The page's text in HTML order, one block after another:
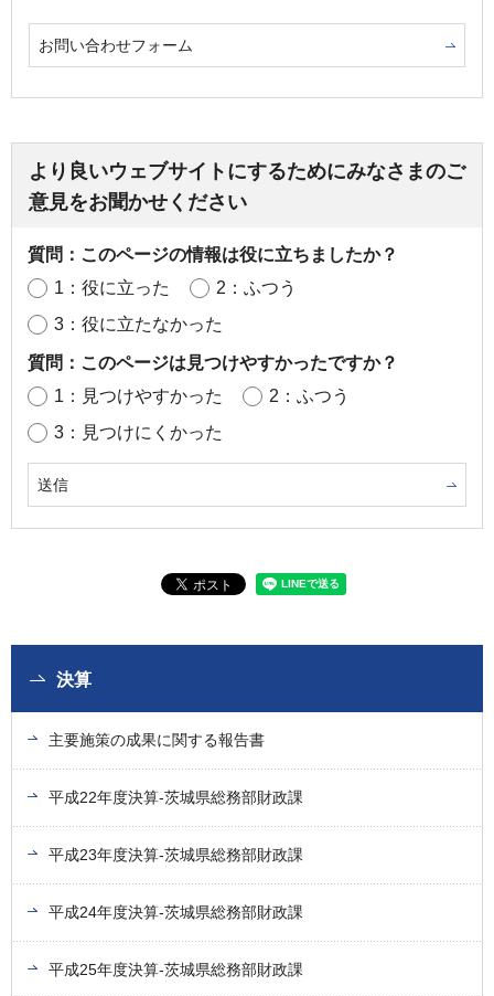
お問い合わせフォーム
より良いウェブサイトにするためにみなさまのご
意見をお聞かせください
質問：このページの情報は役に立ちましたか？
1：役に立った
2：ふつう
3：役に立たなかった
質問：このページは見つけやすかったですか？
1：見つけやすかった
2：ふつう
3：見つけにくかった
決算
主要施策の成果に関する報告書
平成22年度決算-茨城県総務部財政課
平成23年度決算-茨城県総務部財政課
平成24年度決算-茨城県総務部財政課
平成25年度決算-茨城県総務部財政課